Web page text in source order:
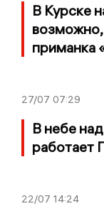
В Курске
приманка
27/07 07:29
В небе
работает
22/07 14:24